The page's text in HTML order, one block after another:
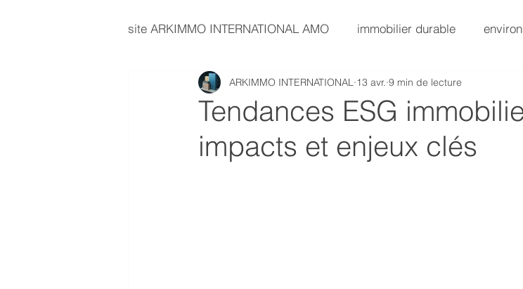
site ARKIMMO INTERNATIONAL AMO immobilier durable
immobilier d'entreprise ESG AMO Immobilier
investissement immobilier AMO Exploitation
Tendances ESG
impacts et enjeux clés
ARKIMMO INTERNATIONAL 13 avr. 9 min de lecture